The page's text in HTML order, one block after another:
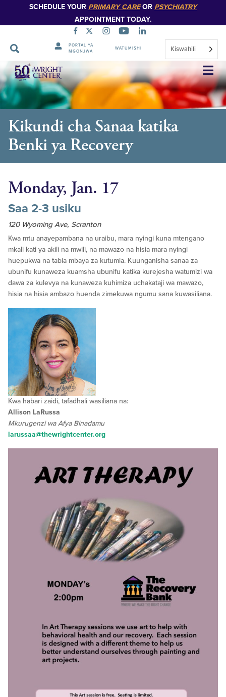
SCHEDULE YOUR PRIMARY CAREOR PSYCHIATRY
APPOINTMENT TODAY.
PORTAL YA
MGONJWA
WATUMISHI Kiswahili
Ruka
Urambazaji
Kikundi cha Sanaa katika
Benki ya Recovery
Monday, Jan. 17
Saa 2-3 usiku
120 Wyoming Ave, Scranton
Kwa mtu anayepambana na uraibu, mara nyingi kuna mtengano
mkali kati ya akili na mwili, na mawazo na hisia mara nyingi
huepukwa na tabia mbaya za kutumia. Kuunganisha sanaa za
ubunifu kunaweza kuamsha ubunifu katika kurejesha watumizi wa
dawa za kulevya na kunaweza kuhimiza uchakataji wa mawazo,
hisia na hisia ambazo huenda zimekuwa ngumu sana kuwasiliana.
Kwa habari zaidi, tafadhali wasiliana na:
Allison LaRussa
Mkurugenzi wa Afya Binadamu
larussaa@thewrightcenter.org